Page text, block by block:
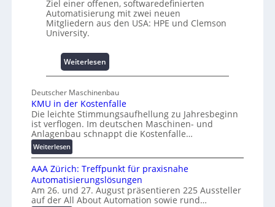
m
n
s
e
s
c
h
a
f
f
n
A
Ziel einer offenen, softwaredefinierten
Automatisierung mit zwei neuen
Mitgliedern aus den USA: HPE und Clemson
University.
Weiterlesen
U
i
v
e
r
l
A
u
t
Deutscher Maschinenbau
KMU in der Kostenfalle
Die leichte Stimmungsaufhellung zu Jahresbeginn
ist verflogen. Im deutschen Maschinen- und
Anlagenbau schnappt die Kostenfalle…
Weiterlesen:
K
M
U
i
n
AAA Zürich: Treffpunkt für praxisnahe
Automatisierungslösungen
Am 26. und 27. August präsentieren 225 Aussteller
auf der All About Automation sowie rund…